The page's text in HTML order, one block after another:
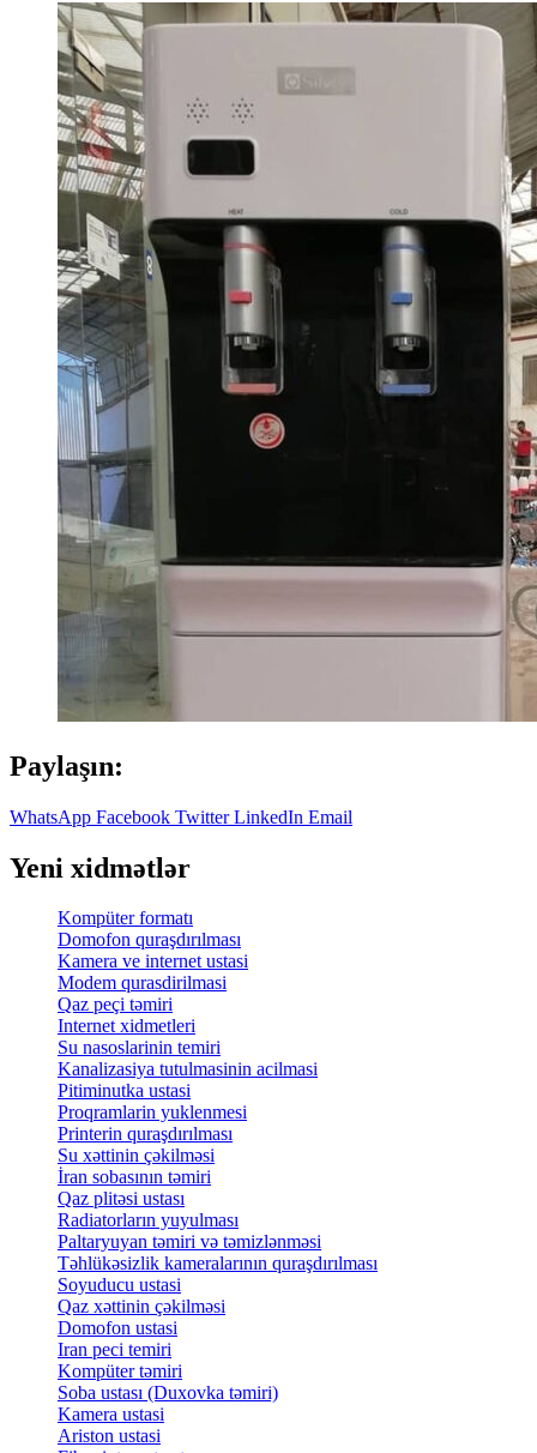
Paylaşın:
WhatsApp Facebook TwitterLinkedIn Email
Yeni xidmətlər
Kompüter formatı
Domofon quraşdırılması
Kamera ve internet ustasi
Modem qurasdirilmasi
Qaz peçi təmiri
Internet xidmetleri
Su nasoslarinin temiri
Kanalizasiya tutulmasinin acilmasi
Pitiminutka ustasi
Proqramlarin yuklenmesi
Printerin quraşdırılması
Su xəttinin çəkilməsi
İran sobasının təmiri
Qaz plitəsi ustası
Radiatorların yuyulması
Paltaryuyan təmiri və təmizlənməsi
Təhlükəsizlik kameralarının quraşdırılması
Soyuducu ustasi
Qaz xəttinin çəkilməsi
Domofon ustasi
Iran peci temiri
Kompüter təmiri
Soba ustası (Duxovka təmiri)
Kamera ustasi
Ariston ustasi